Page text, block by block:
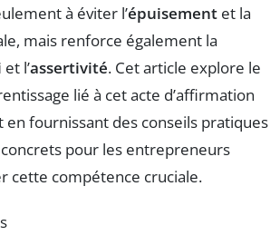
à éviter l’épuisement et la
mais renforce également la
et l’assertivité. Cet article explore le
lié à cet acte d’affirmation
fournissant des conseils pratiques
pour les entrepreneurs
cette compétence cruciale.